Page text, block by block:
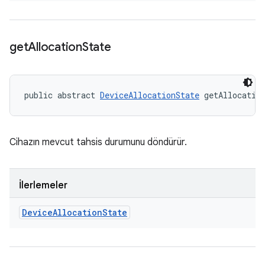
getAllocationState
public abstract DeviceAllocationState
Cihazın mevcut tahsis durumunu döndürür.
İlerlemeler
DeviceAllocationState